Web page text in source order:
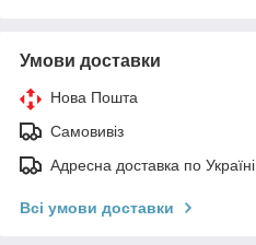
Умови доставки
Нова Пошта
Самовивіз
Адресна доставка по Україні
Всі умови доставки